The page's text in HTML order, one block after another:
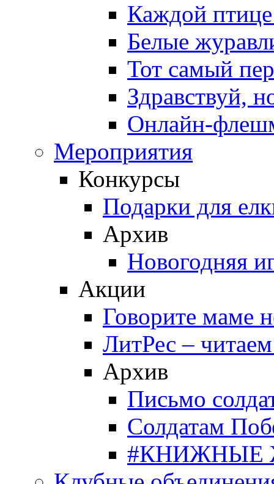
Каждой
Белые
Тот самый
Здравствуй,
Онлайн-
Мероприятия
Конкурсы
Подарки для
Архив
Новогодняя
Акции
Говорите маме
ЛитРес –
Архив
Письмо
Солдатам
#КНИЖНЫЕ